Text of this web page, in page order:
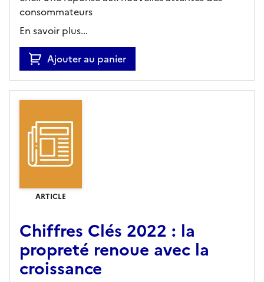
consommateurs
En savoir plus...
Ajouter au panier
ARTICLE
Chiffres Clés 2022 : la
propreté renoue avec la
croissance